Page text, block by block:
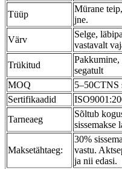
Tüüp
Mürane
jne.
Värv
Selge,
vastavalt
Trükitud
segatult
MOQ
5–50CTNS
Sertifikaadid
Tarneaeg
Sõltub
sissemakse
Maksetähtaeg:
30%
vastu.
ja nii edasi.